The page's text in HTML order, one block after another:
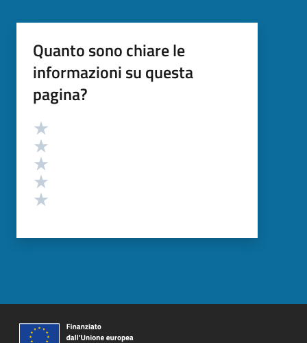
Quanto sono chiare le
informazioni su questa
pagina?
Valutazione